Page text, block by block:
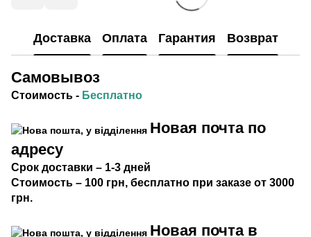
Доставка Оплата Гарантия Возврат
Самовывоз
Стоимость - Бесплатно
Новая почта по
адресу
Срок доставки – 1-3 дней
Стоимость – 100 грн, бесплатно при заказе от 3000
грн.
Новая почта в